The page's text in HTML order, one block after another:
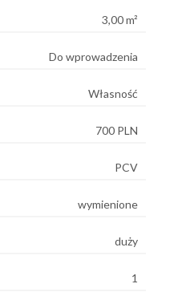
3,00 m²
Do wprowadzenia
Własność
700 PLN
PCV
wymienione
duży
1